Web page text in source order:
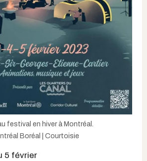
festival en hiver à Montréal.
Boréal | Courtoisie
5 février